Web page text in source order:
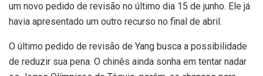
um novo pedido de revisão no último dia 15 de junho. Ele já
havia apresentado um outro recurso no final de abril.
O último pedido de revisão de Yang busca a possibilidade
de reduzir sua pena. O chinês ainda sonha em tentar nadar